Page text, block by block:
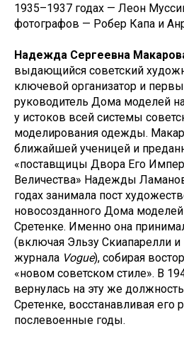
1935–1937 годах — Леон
фотографов — Робер Капа и
Надежда Сергеевна
выдающийся советский
ключевой организатор и
руководитель Дома моделей
у истоков всей системы
моделирования одежды.
ближайшей ученицей и
«поставщицы Двора Его
Величества» Надежды
годах занимала пост
новосозданного Дома
Сретенке. Именно она
(включая Эльзу Скиапарелли и
журнала Vogue), собирая
«новом советском стиле». В
вернулась на эту же
Сретенке, восстанавливая его
послевоенные годы.